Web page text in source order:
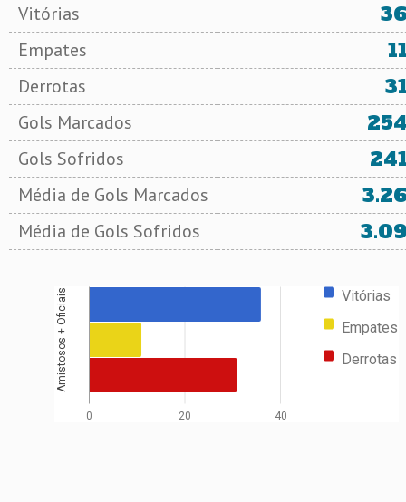
Vitórias
Empates
Derrotas
Gols Marcados
Gols Sofridos
Média de Gols Marcados
Média de Gols Sofridos
Vitórias
Empates
Derrotas
0 20 40
Amistosos + Oficiais